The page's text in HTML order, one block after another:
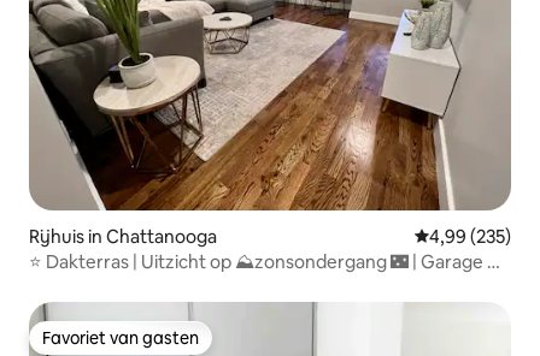
Rijhuis in Chattanooga Gemiddelde
4,99 (235)
⭐️ Dakterras | Uitzicht op ⛰zonsondergang 🌃 | Garage 🚗
Favoriet van gasten
Favoriet van gasten